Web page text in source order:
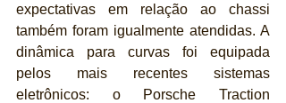
expectativas em relação ao chassi
também foram igualmente atendidas. A
dinâmica para curvas foi equipada
pelos mais recentes sistemas
eletrônicos: o Porsche Traction